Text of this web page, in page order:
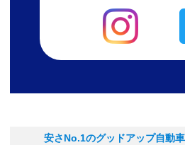
安さNo.1のグッドアップ自動